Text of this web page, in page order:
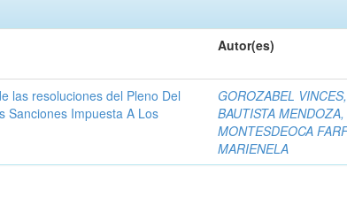
Autor(es)
las resoluciones del Pleno Del
Sanciones Impuesta A Los
GOROZABEL
BAUTISTA
MONTESDEOCA
MARIENELA